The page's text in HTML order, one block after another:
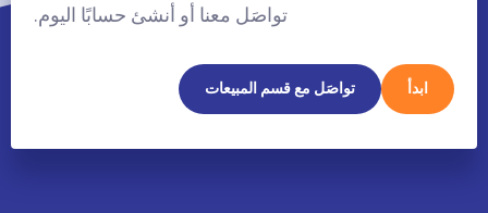
تواصَل معنا أو أنشئ حسابًا اليوم.
ابدأ تواصَل مع قسم المبيعات